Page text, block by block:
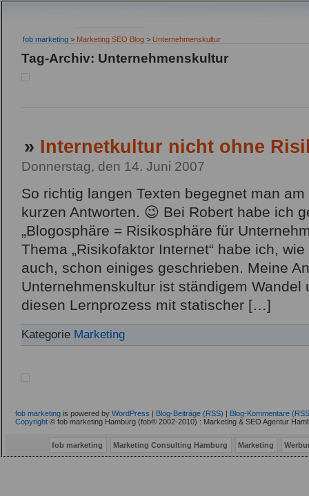
fob marketing > Marketing SEO Blog > Unternehmenskultur
Tag-Archiv: Unternehmenskultur
» Internetkultur nicht ohne
Donnerstag, den 14. Juni 2007
So richtig langen Texten begegnet man
kurzen Antworten. 😉 Bei Robert habe ich
„Blogosphäre = Risikosphäre für
Thema „Risikofaktor Internet“ habe ich,
auch, schon einiges geschrieben. Meine
Unternehmenskultur ist ständigem Wandel
diesen Lernprozess mit statischer […]
Kategorie Marketing
fob marketing is powered by WordPress Blog-Beiträge (RSS)
Blog-Kommentare
Copyright © fob marketing Hamburg (fob® 2002-2010) : Marketing & SEO Agentur
fob marketing Marketing Consulting Hamburg Marketing